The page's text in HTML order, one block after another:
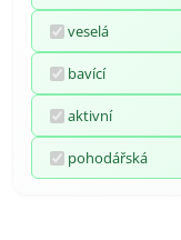
veselá
bavící
aktivní
pohodářská